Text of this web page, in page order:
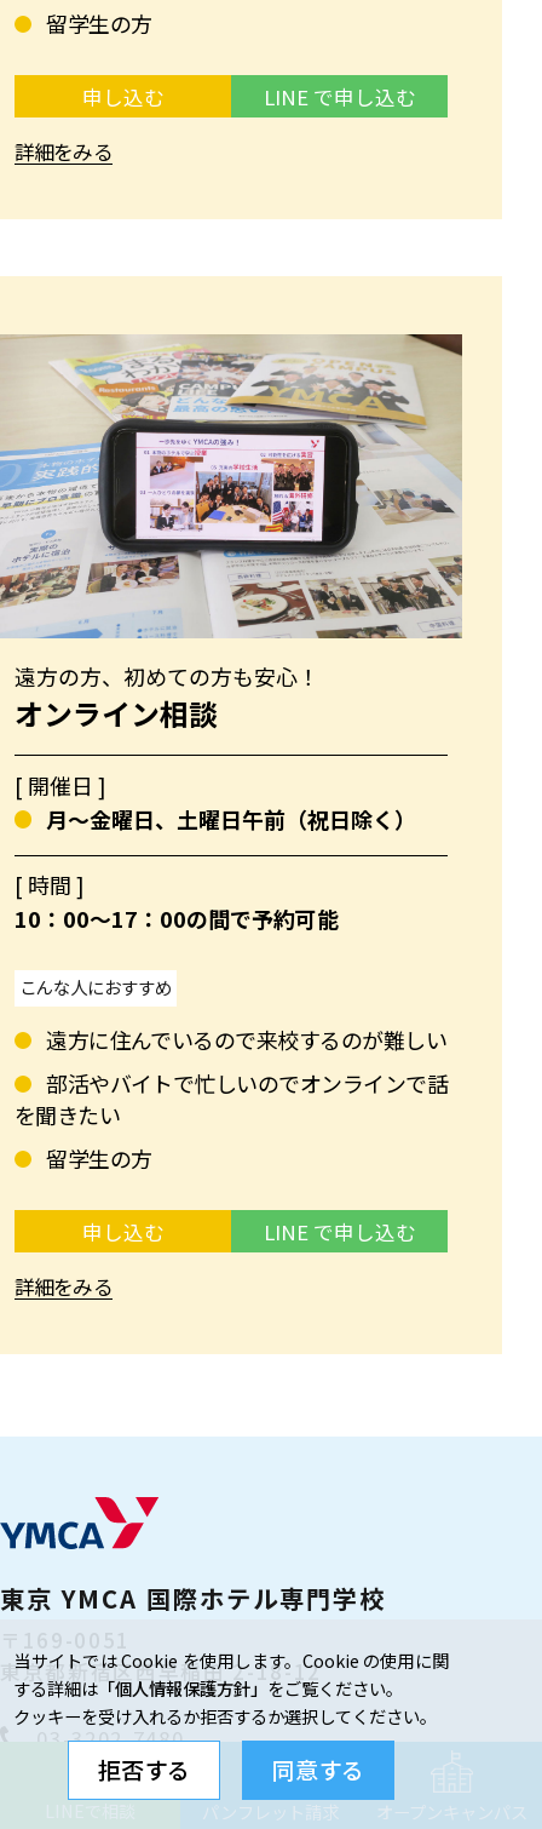
留学生の方
申し込む
LINE で申し込む
詳細をみる
遠方の方、初めての方も安心！
オンライン相談
[ 開催日 ]
月～金曜日、土曜日午前（祝日除く）
[ 時間 ]
10：00〜17：00の間で予約可能
こんな人におすすめ
遠方に住んでいるので来校するのが難しい
部活やバイトで忙しいのでオンラインで話
を聞きたい
留学生の方
申し込む
LINE で申し込む
詳細をみる
パンフレット請求 オープンキャンパス
東京 YMCA 国際ホテル専門学校
東京都新宿区西早稲田 2-18-12
03-3202-7480
Google MAP
当サイトでは Cookie を使用します。Cookie の使用に関
する詳細は 「個人情報保護方針」 をご覧ください。
クッキーを受け入れるか拒否するか選択してください。
拒否する 同意する